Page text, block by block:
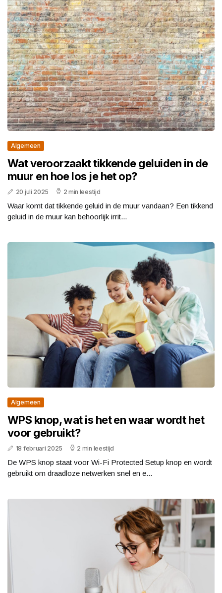
Algemeen
Wat veroorzaakt tikkende geluiden in de
muur en hoe los je het op?
20 juli 2025 2 min leestijd
Waar komt dat tikkende geluid in de muur vandaan? Een tikkend
geluid in de muur kan behoorlijk irrit...
Algemeen
WPS knop, wat is het en waar wordt het
voor gebruikt?
18 februari 2025 2 min leestijd
De WPS knop staat voor Wi-Fi Protected Setup knop en wordt
gebruikt om draadloze netwerken snel en e...